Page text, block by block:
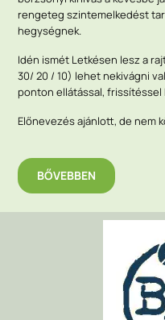
rengeteg szintemelkedést
hegységnek.
Idén ismét Letkésen lesz a
30/ 20 / 10) lehet nekivágni
ponton ellátással, frissítéssel
Előnevezés ajánlott, de nem
BŐVEBBEN